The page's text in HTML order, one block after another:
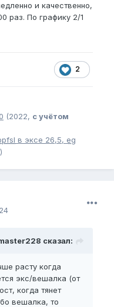
и качественно,
раз. По графику 2/1
2
(2022, с учётом
в эксе 26,5, eg
)
сказал:
расту когда
экс/вешалка (от
когда тянет
вешалка, то